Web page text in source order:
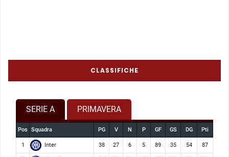
CLASSIFICHE
SERIE A PRIMAVERA
Pos Squadra PG V N P GF GS DG Pti
1 Inter 38 27 6 5 89 35 54 87